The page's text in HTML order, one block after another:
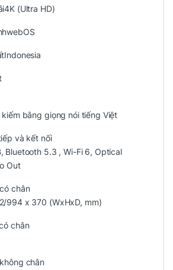
4K (Ultra HD)
webOS
Indonesia
kiếm bằng giọng nói tiếng Việt
và kết nối
Bluetooth 5.3 , Wi-Fi 6, Optical
Out
chân
994 x 370 (WxHxD, mm)
chân
chân